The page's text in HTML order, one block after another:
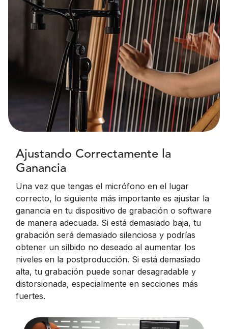
Ajustando Correctamente la
Ganancia
Una vez que tengas el micrófono en el lugar
correcto, lo siguiente más importante es ajustar la
ganancia en tu dispositivo de grabación o software
de manera adecuada. Si está demasiado baja, tu
grabación será demasiado silenciosa y podrías
obtener un silbido no deseado al aumentar los
niveles en la postproducción. Si está demasiado
alta, tu grabación puede sonar desagradable y
distorsionada, especialmente en secciones más
fuertes.